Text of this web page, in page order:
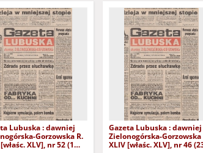
Lubuska : dawniej
Gorzowska R.
XLV], nr 52 (1
Gazeta Lubuska : dawniej
Zielonogórska-Gorzowska
XLIV [właśc. XLV], nr 46